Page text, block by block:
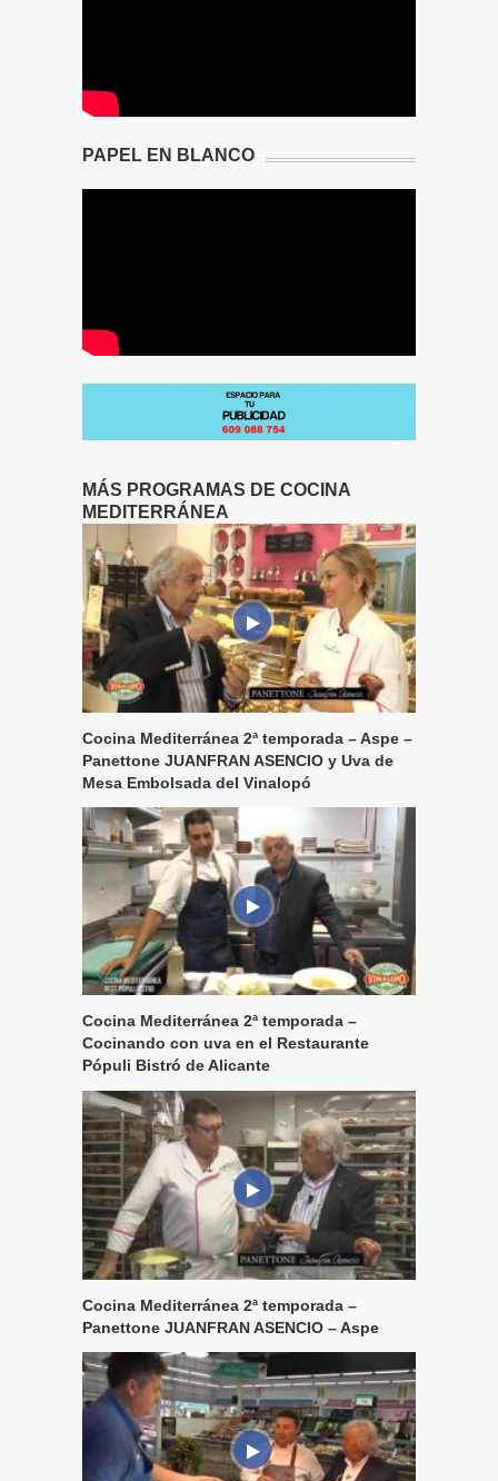
PAPEL EN BLANCO
MÁS PROGRAMAS DE COCINA
MEDITERRÁNEA
Cocina Mediterránea 2ª temporada – Aspe –
Panettone JUANFRAN ASENCIO y Uva de
Mesa Embolsada del Vinalopó
Cocina Mediterránea 2ª temporada –
Cocinando con uva en el Restaurante
Pópuli Bistró de Alicante
Cocina Mediterránea 2ª temporada –
Panettone JUANFRAN ASENCIO – Aspe